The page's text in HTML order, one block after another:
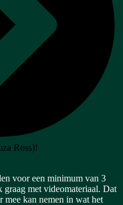
Ross)!
voor een minimum van 3
met videomateriaal. Dat
mee kan nemen in wat het